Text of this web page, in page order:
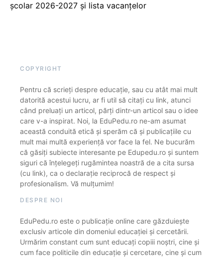
școlar 2026-2027 și lista vacanțelor
COPYRIGHT
Pentru că scrieți despre educație, sau cu atât mai mult
datorită acestui lucru, ar fi util să citați cu link, atunci
când preluați un articol, părți dintr-un articol sau o idee
care v-a inspirat. Noi, la EduPedu.ro ne-am asumat
această conduită etică și sperăm că și publicațiile cu
mult mai multă experiență vor face la fel. Ne bucurăm
că găsiți subiecte interesante pe Edupedu.ro și suntem
siguri că înțelegeți rugămintea noastră de a cita sursa
(cu link), ca o declarație reciprocă de respect și
profesionalism. Vă mulțumim!
DESPRE NOI
EduPedu.ro este o publicație online care găzduiește
exclusiv articole din domeniul educației și cercetării.
Urmărim constant cum sunt educați copiii noștri, cine și
cum face politicile din educație și cercetare, cine și cum